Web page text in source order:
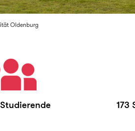
Oldenburg
173